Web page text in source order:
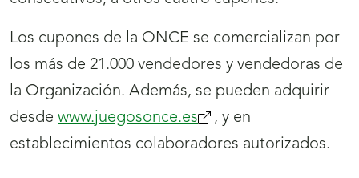
Los cupones de la ONCE se comercializan por
los más de 21.000 vendedores y vendedoras de
la Organización. Además, se pueden adquirir
desde www.juegosonce.es
, y en
establecimientos colaboradores autorizados.